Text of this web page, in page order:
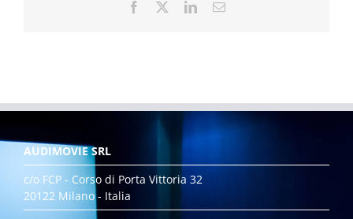
Facebook LinkedInEmail
AUDIMOVIE SRL
c/o FCP - Corso di Porta Vittoria 32
20122 Milano - Italia